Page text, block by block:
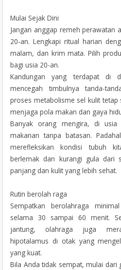
Mulai Sejak Dini
Jangan anggap remeh perawatan
20-an. Lengkapi ritual harian
malam, dan krim mata. Pilih
bagi usia 20-an.
Kandungan yang terdapat di
mencegah timbulnya tanda-
proses metabolisme sel kulit tetap
menjaga pola makan dan gaya
Banyak orang mengira, di usia
makanan tanpa batasan.
merefleksikan kondisi tubuh
berlemak dan kurangi gula dari
panjang dan kulit yang lebih sehat.
Rutin berolah raga
Sempatkan berolahraga
selama 30 sampai 60 menit.
jantung, olahraga juga
hipotalamus di otak yang
yang kuat.
Bila Anda tidak sempat, mulai dari